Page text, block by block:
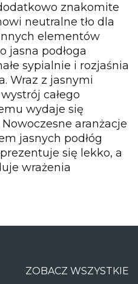
znakomite
neutralne tło dla
elementów
jasna podłoga
sypialnie i rozjaśnia
Wraz z jasnymi
całego
wydaje się
aranżacje
jasnych podłóg
się lekko, a
wrażenia
ZOBACZ WSZYSTKIE